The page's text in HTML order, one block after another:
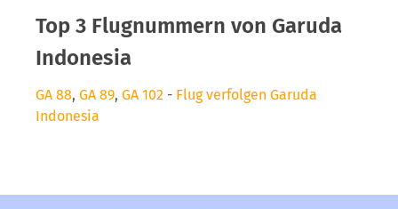
Top 3 Flugnummern von Garuda
Indonesia
GA 88, GA 89, GA 102 - Flug verfolgen Garuda
Indonesia